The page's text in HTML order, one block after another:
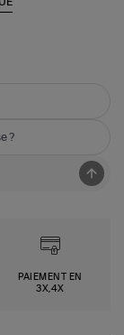
?
PAIEMENT EN
3X,4X